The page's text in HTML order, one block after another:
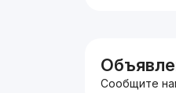
Сообщите